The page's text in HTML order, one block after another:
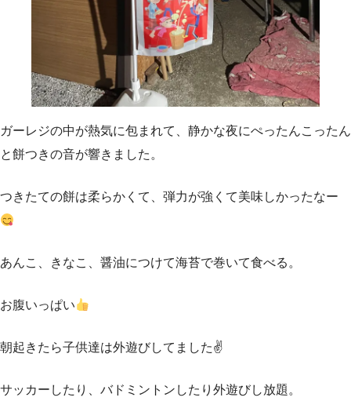
ガーレジの中が熱気に包まれて、静かな夜にぺったんこったん
と餅つきの音が響きました。
つきたての餅は柔らかくて、弾力が強くて美味しかったなー
あんこ、きなこ、醤油につけて海苔で巻いて食べる。
お腹いっぱい
朝起きたら子供達は外遊びしてました✌️
サッカーしたり、バドミントンしたり外遊びし放題。